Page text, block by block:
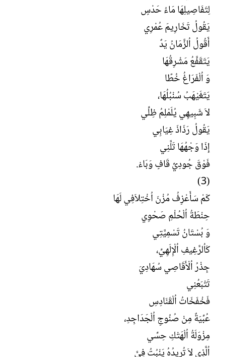
لِتَفَاصِيلِهَا مَاءُ حَدْسٍ
يَقُولُ تَخَارِيمَ عُمْرِي
أَقُولُ اُلزَّمَانُ يَدٌ
يَتَقَفَّعُ مَشْرِقُهَا
وَ اُلْفَرَاغُ خُطًا
يَتَغَيْهَبُ سُنْبُلُهَا،
لاَ شَبِيهِي يُلَمْلِمُ ظِلِّي
يَقُولُ رَذَاذَ غِيَابِي
إِذَا وَجْهُهَا تَلَّنِي
فَوْقَ جُودِيِّ قَافٍ وَبَاءْ.
(3)
كَمْ سَأَعْزِفُ مُزْنَ اُخْتِلاَفِي لَهَا
حِنْطَةُ اُلْحُلْمِ صَحْوِي
وَ بُسْتَانُ تَسْمِيَّتِي
كَاُلرَّغِيفِ اُلْإِلَهِيِّ،
جِذْرُ اُلْأَقَاصِي سُهَادِيَ
تَتْبَعُنِي
فَخْفَخَاتُ اُلْقَنَادِسِ
عُبِّيَةٌ مِنْ صُنُوجِ اُلْجَدَاجِدِ،
مِزْوَلَةُ اُلْهَتْكِ حِسِّي
اُلَّذِي لاَ تُرِيدُهُ يَنْبُتُ فِيَّ